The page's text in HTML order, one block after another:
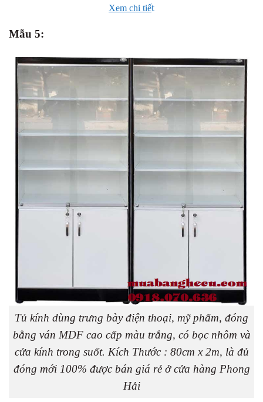
Xem chi tiết
Mẫu 5:
Tủ kính dùng trưng bày điện thoại, mỹ phẩm, đóng
bằng ván MDF cao cấp màu trắng, có bọc nhôm và
cửa kính trong suốt. Kích Thước : 80cm x 2m, là đủ
đóng mới 100% được bán giá rẻ ở cửa hàng Phong
Hải